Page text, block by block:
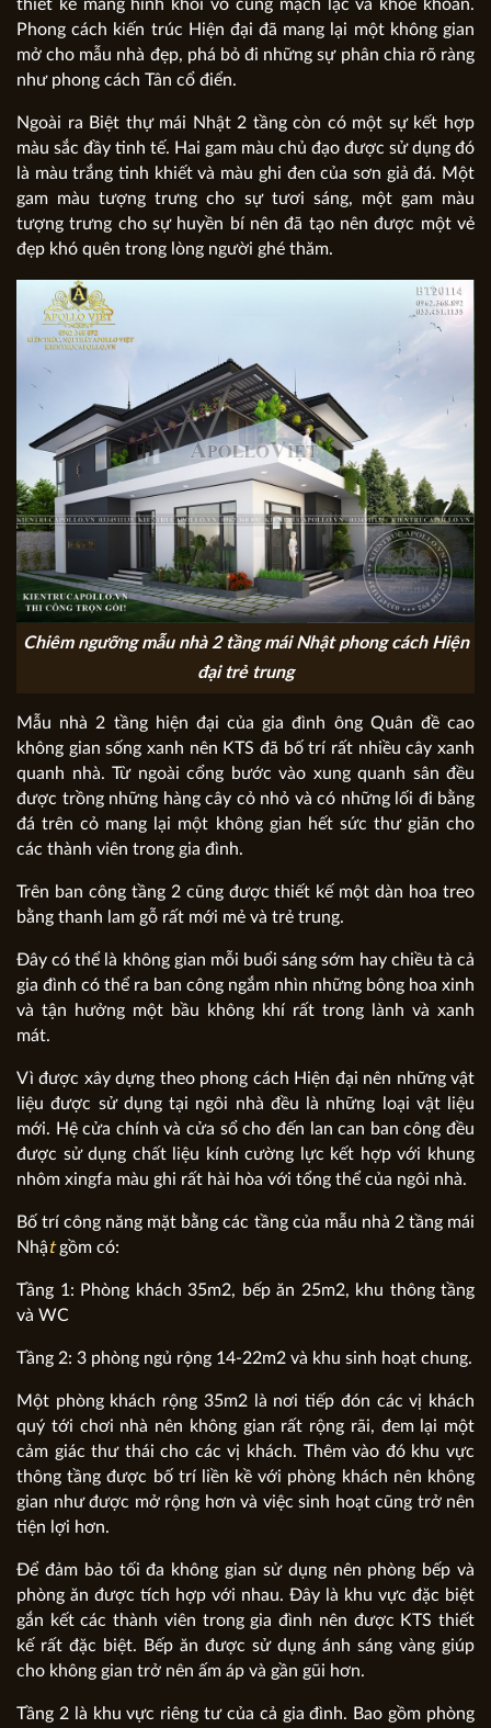
thiết kế mang hình khối vô cùng mạch lạc và khỏe khoắn.
Phong cách kiến trúc Hiện đại đã mang lại một không gian
mở cho mẫu nhà đẹp, phá bỏ đi những sự phân chia rõ ràng
như phong cách Tân cổ điển.
Ngoài ra Biệt thự mái Nhật 2 tầng còn có một sự kết hợp
màu sắc đầy tinh tế. Hai gam màu chủ đạo được sử dụng đó
là màu trắng tinh khiết và màu ghi đen của sơn giả đá. Một
gam màu tượng trưng cho sự tươi sáng, một gam màu
tượng trưng cho sự huyền bí nên đã tạo nên được một vẻ
đẹp khó quên trong lòng người ghé thăm.
Chiêm ngưỡng mẫu nhà 2 tầng mái Nhật phong cách Hiện
đại trẻ trung
Mẫu nhà 2 tầng hiện đại của gia đình ông Quân đề cao
không gian sống xanh nên KTS đã bố trí rất nhiều cây xanh
quanh nhà. Từ ngoài cổng bước vào xung quanh sân đều
được trồng những hàng cây cỏ nhỏ và có những lối đi bằng
đá trên cỏ mang lại một không gian hết sức thư giãn cho
các thành viên trong gia đình.
Trên ban công tầng 2 cũng được thiết kế một dàn hoa treo
bằng thanh lam gỗ rất mới mẻ và trẻ trung.
Đây có thể là không gian mỗi buổi sáng sớm hay chiều tà cả
gia đình có thể ra ban công ngắm nhìn những bông hoa xinh
và tận hưởng một bầu không khí rất trong lành và xanh
mát.
Vì được xây dựng theo phong cách Hiện đại nên những vật
liệu được sử dụng tại ngôi nhà đều là những loại vật liệu
mới. Hệ cửa chính và cửa sổ cho đến lan can ban công đều
được sử dụng chất liệu kính cường lực kết hợp với khung
nhôm xingfa màu ghi rất hài hòa với tổng thể của ngôi nhà.
Bố trí công năng mặt bằng các tầng của mẫu nhà 2 tầng mái
Nhậtgồm có:
Tầng 1: Phòng khách 35m2, bếp ăn 25m2, khu thông tầng
và WC
Tầng 2: 3 phòng ngủ rộng 14-22m2 và khu sinh hoạt chung.
Một phòng khách rộng 35m2 là nơi tiếp đón các vị khách
quý tới chơi nhà nên không gian rất rộng rãi, đem lại một
cảm giác thư thái cho các vị khách. Thêm vào đó khu vực
thông tầng được bố trí liền kề với phòng khách nên không
gian như được mở rộng hơn và việc sinh hoạt cũng trở nên
tiện lợi hơn.
Để đảm bảo tối đa không gian sử dụng nên phòng bếp và
phòng ăn được tích hợp với nhau. Đây là khu vực đặc biệt
gắn kết các thành viên trong gia đình nên được KTS thiết
kế rất đặc biệt. Bếp ăn được sử dụng ánh sáng vàng giúp
cho không gian trở nên ấm áp và gần gũi hơn.
Tầng 2 là khu vực riêng tư của cả gia đình. Bao gồm phòng